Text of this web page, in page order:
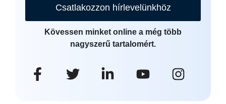
Csatlakozzon hírlevelünkhöz
Kövessen minket online a még több
nagyszerű tartalomért.